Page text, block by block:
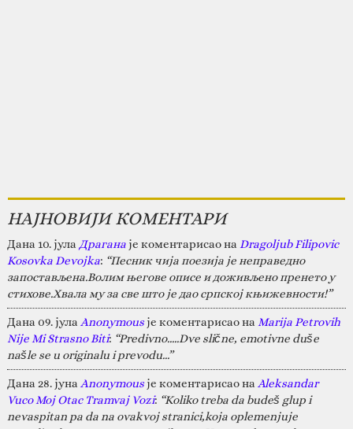
НАЈНОВИЈИ КОМЕНТАРИ
Дана 10. јула Драганаје коментарисао на Dragoljub Filipovic
Kosovka Devojka: “Песник чија поезија је неправедно
запостављена.Волим његове описе и доживљено пренето у
стихове.Хвала му за све што је дао српској књижевности!”
Дана 09. јула Anonymousје коментарисао на Marija Petrovih
Nije Mi Strasno Biti: “Predivno.....Dve slične, emotivne duše
našle se u originalu i prevodu...”
Дана 28. јуна Anonymousје коментарисао на Aleksandar
Vuco Moj Otac Tramvaj Vozi: “Koliko treba da budeš glup i
nevaspitan pa da na ovakvoj stranici,koja oplemenjuje